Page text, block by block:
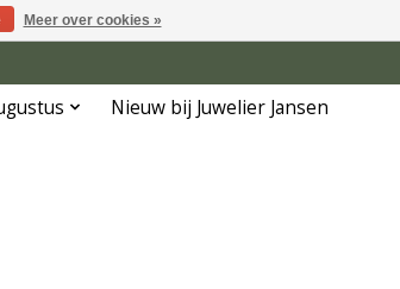
Nieuw bij Juwelier Jansen
Meer over cookies »